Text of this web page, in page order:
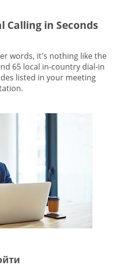
in Seconds
words, it's nothing like the
65 local in-country dial-in
listed in your meeting